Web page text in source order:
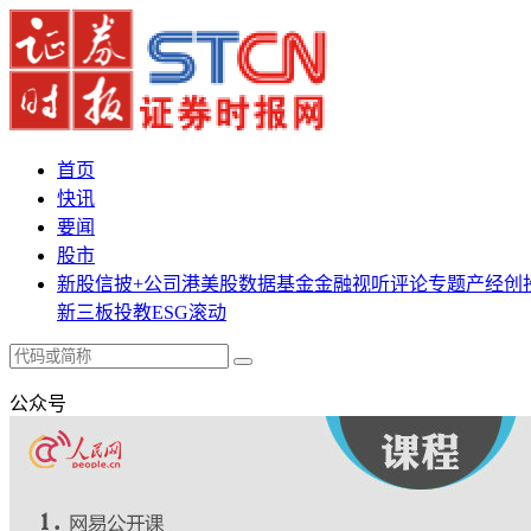
首页
快讯
要闻
股市
新股信披+公司港美股数据基金金融视听评论专题产经创
新三板投教ESG滚动
公众号